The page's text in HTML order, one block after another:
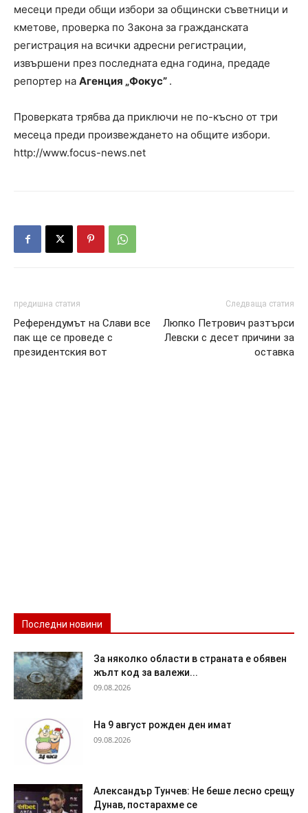
месеци преди общи избори за общински съветници и
кметове, проверка по Закона за гражданската
регистрация на всички адресни регистрации,
извършени през последната една година, предаде
репортер на Агенция „Фокус” .
Проверката трябва да приключи не по-късно от три
месеца преди произвеждането на общите избори.
http://www.focus-news.net
предишна статия
Референдумът на Слави все
пак ще се проведе с
президентския вот
Следваща статия
Люпко Петрович разтърси
Левски с десет причини за
оставка
Последни новини
За няколко области в страната е обявен
жълт код за валежи...
09.08.2026
На 9 август рожден ден имат
09.08.2026
Александър Тунчев: Не беше лесно срещу
Дунав, постарахме се